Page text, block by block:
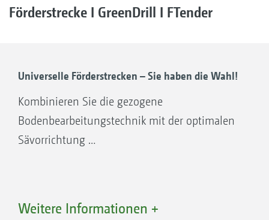
Förderstrecke I GreenDrill I FTender
Universelle Förderstrecken – Sie haben die Wahl!
Kombinieren Sie die gezogene
Bodenbearbeitungstechnik mit der optimalen
Sävorrichtung …
Weitere Informationen +